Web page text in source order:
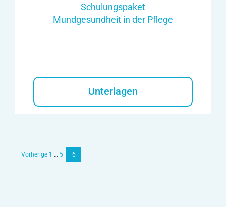
Schulungspaket
Mundgesundheit in der Pflege
Unterlagen
Beitrags-
Vorherige 1 … 5 6